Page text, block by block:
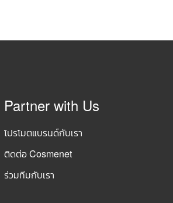
Partner with Us
โปรโมตแบรนด์กับเรา
ติดต่อ Cosmenet
ร่วมทีมกับเรา